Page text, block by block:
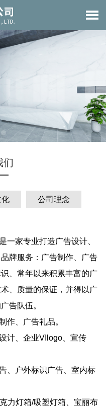
们
化 公司理念
一家专业打造广告设计、
牌服务：广告制作、广告
、常年以来积累丰富的广
、质量的保证，并得以广
告队伍。
作、广告礼品。
计、企业VIlogo、宣传
、户外标识广告、室内标
力灯箱/吸塑灯箱、宝丽布